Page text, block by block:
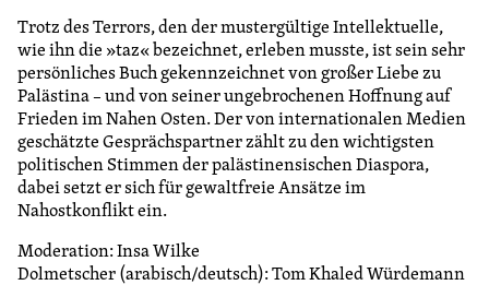
Trotz des Terrors, den der mustergültige Intellektuelle,
wie ihn die »taz« bezeichnet, erleben musste, ist sein sehr
persönliches Buch gekennzeichnet von großer Liebe zu
Palästina – und von seiner ungebrochenen Hoffnung auf
Frieden im Nahen Osten. Der von internationalen Medien
geschätzte Gesprächspartner zählt zu den wichtigsten
politischen Stimmen der palästinensischen Diaspora,
dabei setzt er sich für gewaltfreie Ansätze im
Nahostkonflikt ein.
Moderation: Insa Wilke
Dolmetscher (arabisch/deutsch): Tom Khaled Würdemann